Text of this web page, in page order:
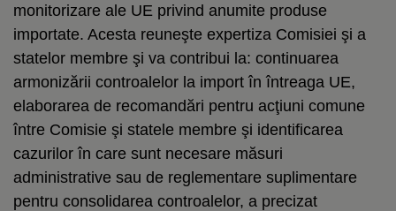
monitorizare ale UE privind anumite produse
importate. Acesta reuneşte expertiza Comisiei şi a
statelor membre şi va contribui la: continuarea
armonizării controalelor la import în întreaga UE,
elaborarea de recomandări pentru acţiuni comune
între Comisie şi statele membre şi identificarea
cazurilor în care sunt necesare măsuri
administrative sau de reglementare suplimentare
pentru consolidarea controalelor, a precizat